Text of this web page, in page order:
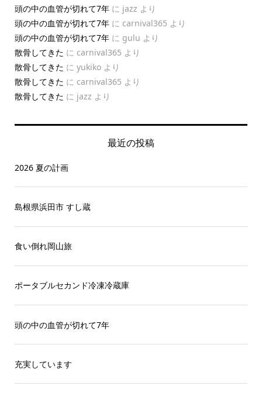
頭の中の血管が切れて7年に jazz より
頭の中の血管が切れて7年に carnival365 より
頭の中の血管が切れて7年に gulu より
散骨してきた に carnival365 より
散骨してきた に yukikoより
散骨してきた に carnival365 より
散骨してきた に jazz より
最近の投稿
2026 夏の計画
島根県浜田市 すし蔵
食い倒れ岡山旅
ポータブルセカンド冷凍冷蔵庫
頭の中の血管が切れて7年
充実しています